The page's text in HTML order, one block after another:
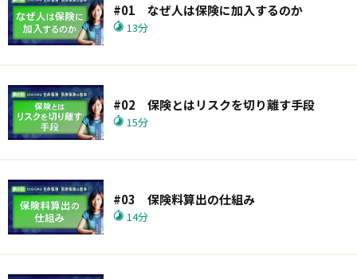
#01 なぜ人は保険に加入するのか
13分
#02 保険とはリスクを切り離す手段
15分
#03 保険料算出の仕組み
14分